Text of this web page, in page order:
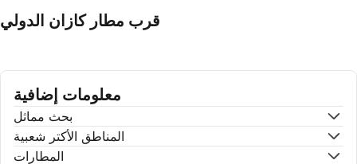
قرب مطار كازان الدولي
معلومات إضافية
بحث مماثل
المناطق الأكتر شعبية
المطارات